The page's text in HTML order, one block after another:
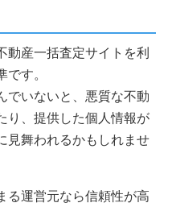
動産一括査定サイトを利
す。
でいないと、悪質な不動
り、提供した個人情報が
見舞われるかもしれませ
る運営元なら信頼性が高